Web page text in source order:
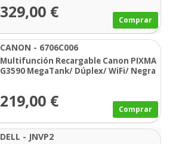
329,00 € Comprar
CANON - 6706C006
Multifunción Recargable Canon PIXMA
G3590 MegaTank/ Dúplex/ WiFi/ Negra
219,00 € Comprar
DELL - JNVP2